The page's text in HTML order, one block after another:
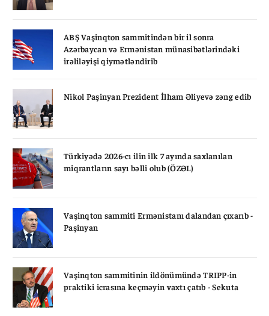
ABŞ Vaşinqton sammitindən bir il sonra
Azərbaycan və Ermənistan münasibətlərindəki
irəliləyişi qiymətləndirib
Nikol Paşinyan Prezident İlham Əliyevə zəng edib
Türkiyədə 2026-cı ilin ilk 7 ayında saxlanılan
miqrantların sayı bəlli olub (ÖZƏL)
Vaşinqton sammiti Ermənistanı dalandan çıxarıb -
Paşinyan
Vaşinqton sammitinin ildönümündə TRIPP-in
praktiki icrasına keçməyin vaxtı çatıb - Sekuta